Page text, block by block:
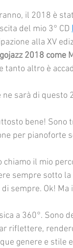
il 2018 è
del mio 3° CD
alla XV
2018 come
tanto altro è
ne sarà di questo
bene! Sono
per pianoforte
chiamo il mio
sempre sotto
sempre. Ok! Ma
a 360°. Sono
riflettere,
genere e stile